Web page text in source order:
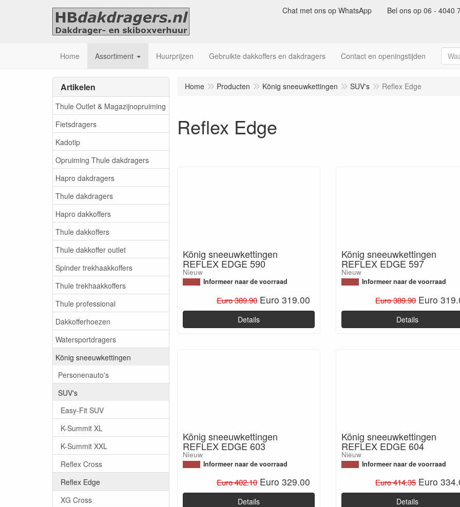
Chat met ons op WhatsApp Bel ons op 06 - 4040
Home Assortiment Huurprijzen Gebruikte dakkoffers en dakdragers Contact en openingstijden
Artikelen
Thule Outlet & Magazijnopruiming
Fietsdragers
Kadotip
Opruiming Thule dakdragers
Hapro dakdragers
Thule dakdragers
Hapro dakkoffers
Thule dakkoffers
Thule dakkoffer outlet
Spinder trekhaakkoffers
Thule trekhaakkoffers
Thule professional
Dakkofferhoezen
Watersportdragers
König sneeuwkettingen
Personenauto's
SUV's
Easy-Fit SUV
K-Summit XL
K-Summit XXL
Reflex Cross
Reflex Edge
XG Cross
Home Producten König sneeuwkettingen SUV's Reflex Edge
Reflex Edge
König sneeuwkettingen
REFLEX EDGE 590
Nieuw
Informeer naar de voorraad
Euro 389.90 Euro 319.00
Details
König sneeuwkettingen
REFLEX EDGE 597
Nieuw
Informeer naar de voorraad
Euro 389.90 Euro
Details
König sneeuwkettingen
REFLEX EDGE 603
Nieuw
Informeer naar de voorraad
Euro 402.10 Euro 329.00
Details
König sneeuwkettingen
REFLEX EDGE 604
Nieuw
Informeer naar de voorraad
Euro 414.35 Euro
Details